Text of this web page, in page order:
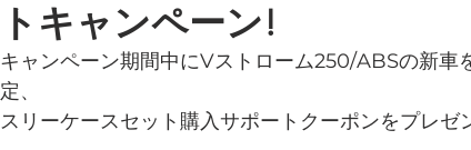
トキャンペーン!
キャンペーン期間中にVストローム250/ABSの新車
定、
スリーケースセット購入サポートクーポンをプレゼ